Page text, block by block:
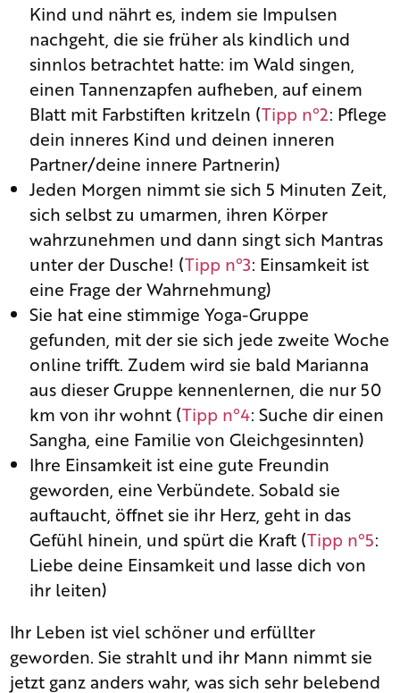
Kind und nährt es, indem sie Impulsen
nachgeht, die sie früher als kindlich und
sinnlos betrachtet hatte: im Wald singen,
einen Tannenzapfen aufheben, auf einem
Blatt mit Farbstiften kritzeln (Tipp n°2: Pflege
dein inneres Kind und deinen inneren
Partner/deine innere Partnerin)
Jeden Morgen nimmt sie sich 5 Minuten Zeit,
sich selbst zu umarmen, ihren Körper
wahrzunehmen und dann singt sich Mantras
unter der Dusche! (Tipp n°3: Einsamkeit ist
eine Frage der Wahrnehmung)
Sie hat eine stimmige Yoga-Gruppe
gefunden, mit der sie sich jede zweite Woche
online trifft. Zudem wird sie bald Marianna
aus dieser Gruppe kennenlernen, die nur 50
km von ihr wohnt (Tipp n°4: Suche dir einen
Sangha, eine Familie von Gleichgesinnten)
Ihre Einsamkeit ist eine gute Freundin
geworden, eine Verbündete. Sobald sie
auftaucht, öffnet sie ihr Herz, geht in das
Gefühl hinein, und spürt die Kraft (Tipp n°5:
Liebe deine Einsamkeit und lasse dich von
ihr leiten)
Ihr Leben ist viel schöner und erfüllter
geworden. Sie strahlt und ihr Mann nimmt sie
jetzt ganz anders wahr, was sich sehr belebend